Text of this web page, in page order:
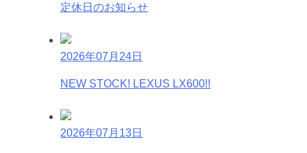
定休日のお知らせ
2026年07月24日
NEW STOCK! LEXUS LX600!!
2026年07月13日